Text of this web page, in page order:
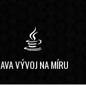
VÝVOJ NA MÍRU